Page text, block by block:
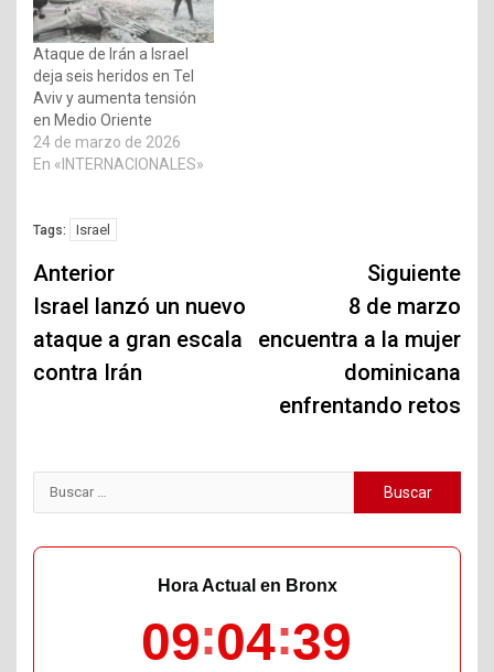
Ataque de Irán a Israel
deja seis heridos en Tel
Aviv y aumenta tensión
en Medio Oriente
24 de marzo de 2026
En «INTERNACIONALES»
Tags: Israel
Navegación
de
entradas
Anterior
Israel lanzó un nuevo
ataque a gran escala
contra Irán
Siguiente
8 de marzo
encuentra a la mujer
dominicana
enfrentando retos
Buscar:
Hora Actual en Bronx
09 04 40